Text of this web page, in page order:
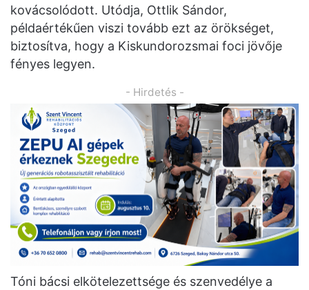
kovácsolódott. Utódja, Ottlik Sándor,
példaértékűen viszi tovább ezt az örökséget,
biztosítva, hogy a Kiskundorozsmai foci jövője
fényes legyen.
- Hirdetés -
Tóni bácsi elkötelezettsége és szenvedélye a